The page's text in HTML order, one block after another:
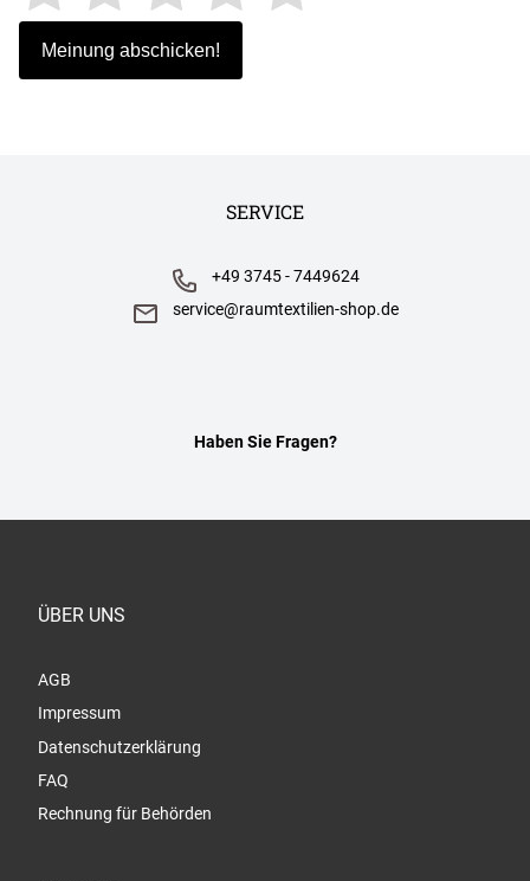
SERVICE
Haben Sie Fragen?
+49 3745 - 7449624
service@raumtextilien-shop.de
ÜBER UNS
AGB
Impressum
Datenschutzerklärung
FAQ
Rechnung für Behörden